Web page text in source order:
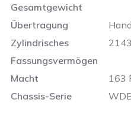
Gesamtgewicht
Übertragung
Zylindrisches
Fassungsvermögen
Macht
163
Chassis-Serie